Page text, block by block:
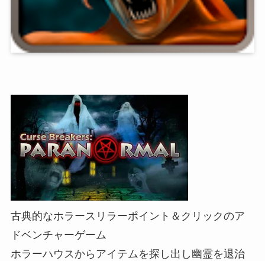
古典的なホラースリラーポイント＆クリックのア
ドベンチャーゲーム
ホラーハウスからアイテムを探し出し幽霊を退治